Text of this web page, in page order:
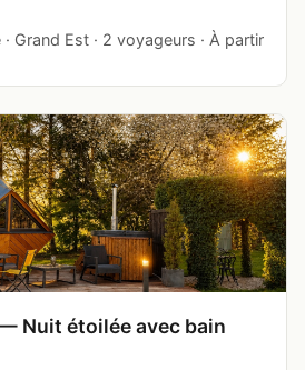
Grand Est · 2 voyageurs · À partir
Nuit étoilée avec bain